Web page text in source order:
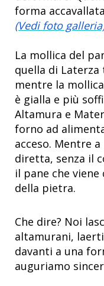
forma
(Vedi foto
La mollica del
quella di Laterza
mentre la
è gialla e più
Altamura e
forno ad
acceso. Mentre
diretta, senza il
il pane che
della pietra.
Che dire? Noi
altamurani,
davanti a una
auguriamo